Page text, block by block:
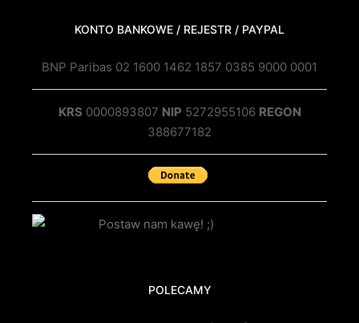
KONTO BANKOWE / REJESTR / PAYPAL
BNP Paribas 02 1600 1462 1857 0385 9000 0001
KRS 0000893807 NIP 5272955106 REGON
388677182
POLECAMY